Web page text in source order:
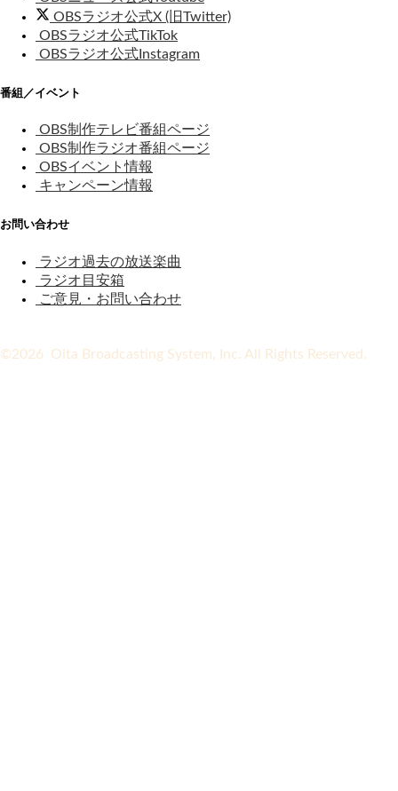
OBSラジオ公式X (旧Twitter)
OBSラジオ公式TikTok
OBSラジオ公式Instagram
番組／イベント
OBS制作テレビ番組ページ
OBS制作ラジオ番組ページ
OBSイベント情報
キャンペーン情報
お問い合わせ
ラジオ過去の放送楽曲
ラジオ目安箱
ご意見・お問い合わせ
©2026 Oita Broadcasting System, Inc. All Rights Reserved.